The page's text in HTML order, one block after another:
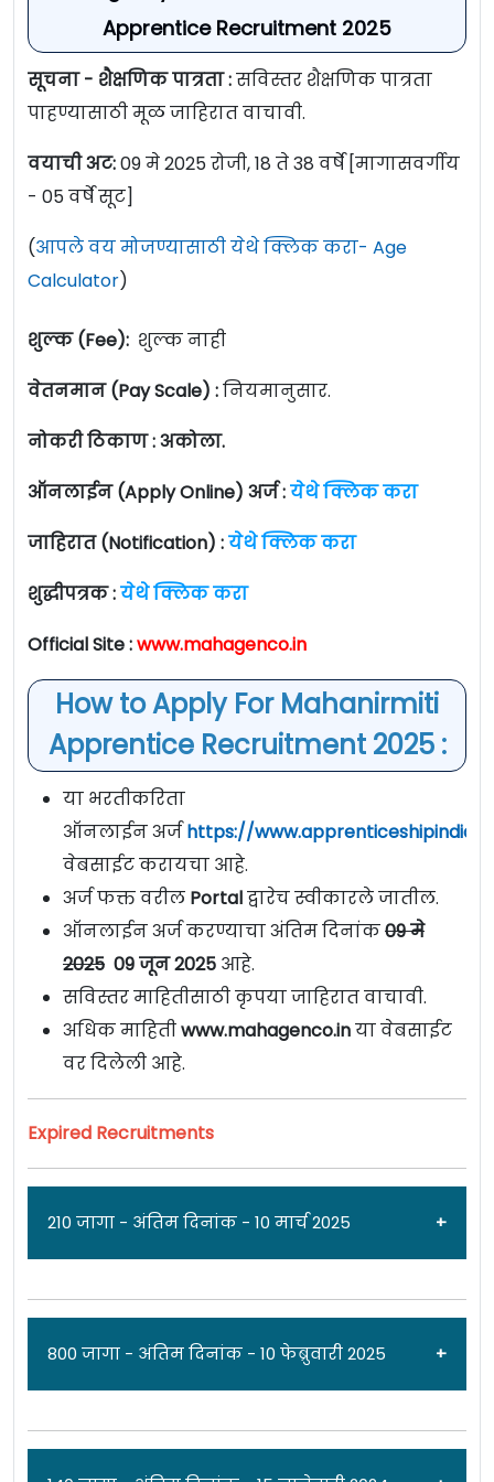
Apprentice Recruitment 2025
सूचना - शैक्षणिक पात्रता :सविस्तर शैक्षणिक पात्रता
पाहण्यासाठी मूळ जाहिरात वाचावी.
वयाची अट:09 मे 2025 रोजी, 18 ते 38 वर्षे [मागासवर्गीय
- 05 वर्षे सूट]
(आपले वय मोजण्यासाठी येथे क्लिक करा- Age
Calculator)
शुल्क (Fee): शुल्क नाही
वेतनमान (Pay Scale) :नियमानुसार.
नोकरी ठिकाण : अकोला.
ऑनलाईन (Apply Online) अर्ज :येथे क्लिक करा
जाहिरात (Notification) :येथे क्लिक करा
शुद्धीपत्रक :येथे क्लिक करा
Official Site :www.mahagenco.in
How to Apply For Mahanirmiti
Apprentice Recruitment 2025 :
या भरतीकरिता
ऑनलाईन अर्जhttps://
वेबसाईट करायचा आहे.
अर्ज फक्त वरील Portalद्वारेच स्वीकारले जातील.
ऑनलाईन अर्ज करण्याचा अंतिम दिनांक09 मे
2025 09 जून 2025 आहे.
सविस्तर माहितीसाठी कृपया जाहिरात वाचावी.
अधिक माहितीwww.mahagenco.inया वेबसाईट
वर दिलेली आहे.
Expired Recruitments
210 जागा - अंतिम दिनांक - 10 मार्च 2025
जाहिरात दिनांक: 25/02/25
[Maharashtra State Power Generation Company
ट्रेड अप्रेंटिस
पदांच्या 210 जागांसाठी पात्र
800 जागा - अंतिम दिनांक - 10 फेब्रुवारी 2025